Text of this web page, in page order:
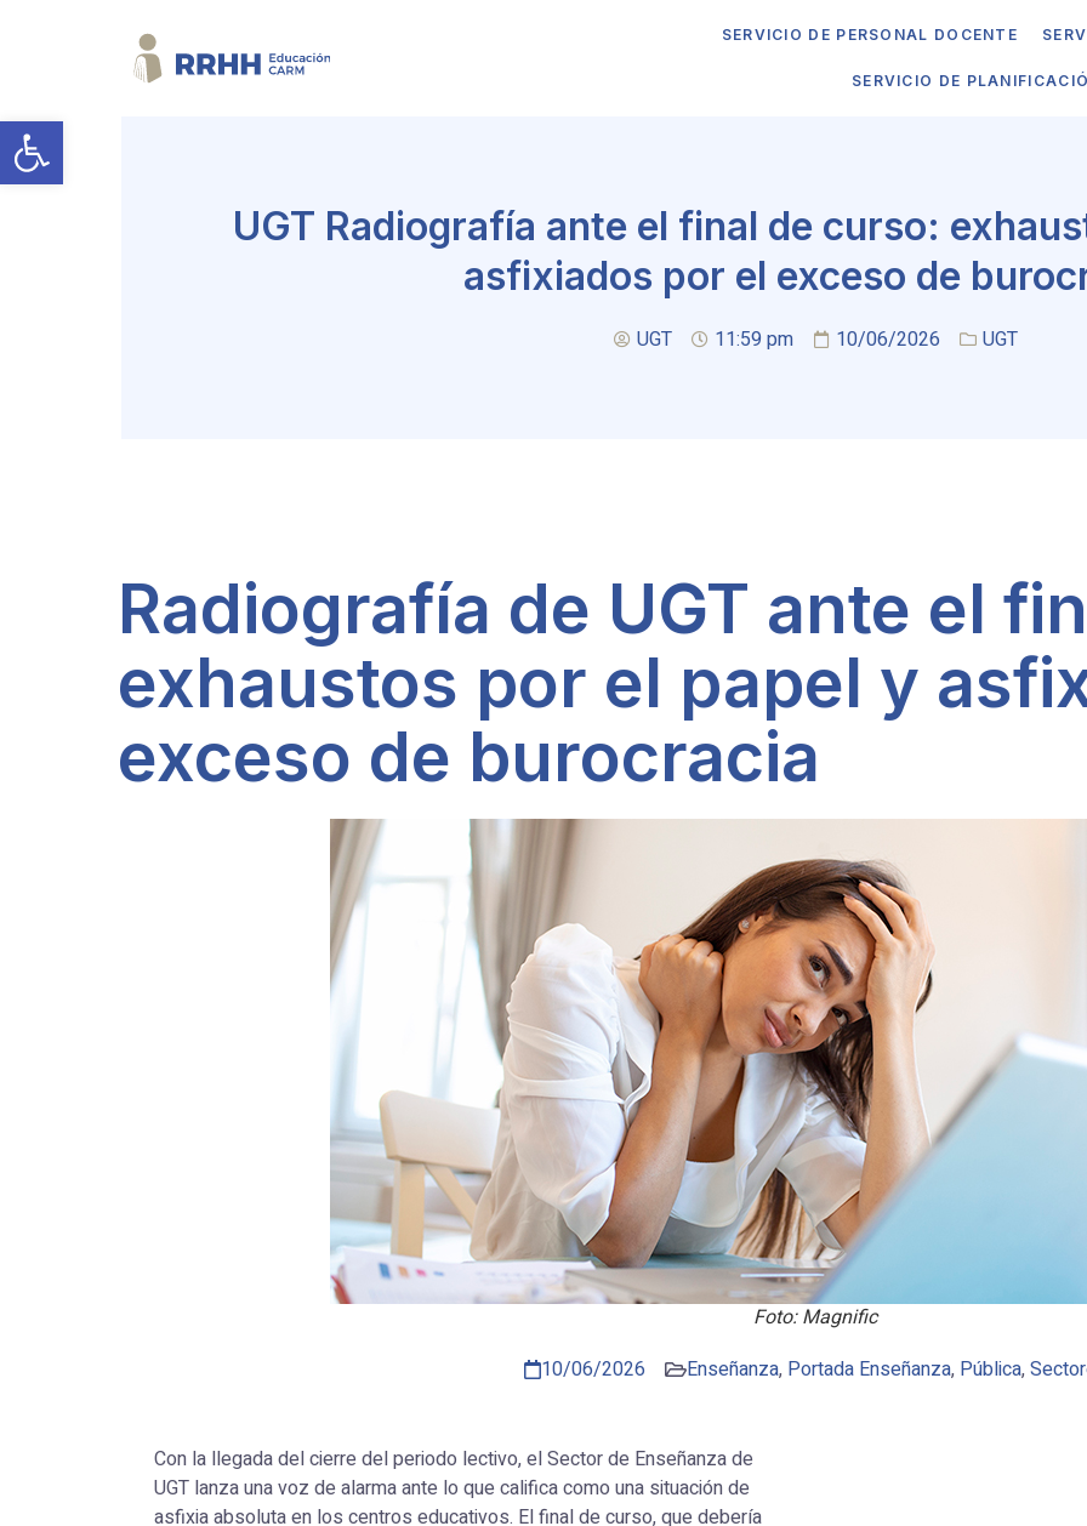
Abrir barra de herramientas
SERVICIO DE PERSONAL DOCENTE
SERVICIO DE
UGT Radiografía ante el final de curso:
asfixiados por el exceso de
UGT 11:59 pm 10/06/2026 UGT
Radiografía de UGT ante el
exhaustos por el papel y
exceso de burocracia
Foto: Magnific
10/06/2026
Enseñanza, Portada Enseñanza, Pública,
Con la llegada del cierre del periodo lectivo, el Sector de Enseñanza de
UGT lanza una voz de alarma ante lo que califica como una situación de
asfixia absoluta en los centros educativos. El final de curso, que debería